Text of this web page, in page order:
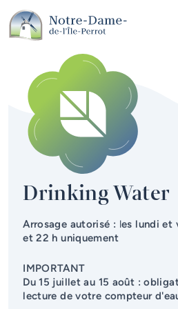
Online Services
Frequently Asked
(FAQ)
Quick links
News
Newsletter
Events calendar
#Tellement beau | Attraits
touristiques
Jobs
Online Services
Drinking Water
Arrosage autorisé : les lundi et
et 22 h uniquement
IMPORTANT
Du 15 juillet au 15 août :
lecture de votre compteur